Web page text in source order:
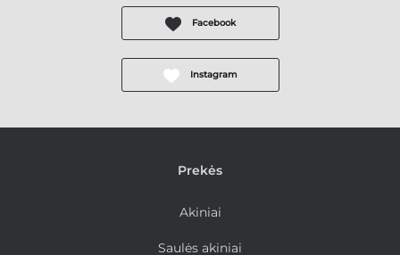
Facebook
Instagram
Prekės
Akiniai
Saulės akiniai